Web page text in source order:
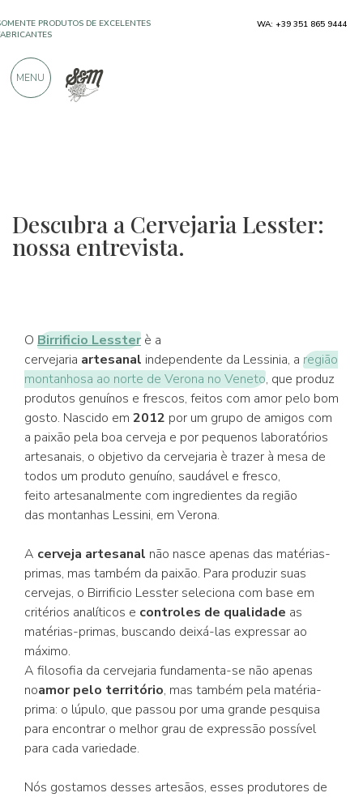
Descubra a Cervejaria Lesster:
nossa entrevista.
O Birrificio Lessterè a
cervejaria artesanal independente da Lessinia, a região
montanhosa ao norte de Verona no Veneto, que produz
produtos genuínos e frescos, feitos com amor pelo bom
gosto. Nascido em 2012 por um grupo de amigos com
a paixão pela boa cerveja e por pequenos laboratórios
artesanais, o objetivo da cervejaria è trazer à mesa de
todos um produto genuíno, saudável e fresco,
feito artesanalmente com ingredientes da região
das montanhas Lessini, em Verona.
A cerveja artesanal não nasce apenas das matérias-
primas, mas também da paixão. Para produzir suas
cervejas, o Birrificio Lesster seleciona com base em
critérios analíticos e controles de qualidade as
matérias-primas, buscando deixá-las expressar ao
máximo.
A filosofia da cervejaria fundamenta-se não apenas
noamor pelo território, mas também pela matéria-
prima: o lúpulo, que passou por uma grande pesquisa
para encontrar o melhor grau de expressão possível
para cada variedade.
Nós gostamos desses artesãos, esses produtores de
PRODUTOS DE EXCELENTES
DE 900 AVALIAÇÕES POSITIVAS
WA: +39 351 865 9444
MENU